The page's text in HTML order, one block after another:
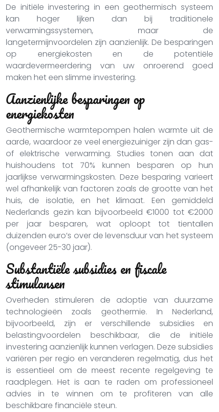
De initiële investering in een geothermisch systeem
kan hoger lijken dan bij traditionele
verwarmingssystemen, maar de
langetermijnvoordelen zijn aanzienlijk. De besparingen
op energiekosten en de potentiële
waardevermeerdering van uw onroerend goed
maken het een slimme investering.
Aanzienlijke besparingen op
energiekosten
Geothermische warmtepompen halen warmte uit de
aarde, waardoor ze veel energiezuiniger zijn dan gas-
of elektrische verwarming. Studies tonen aan dat
huishoudens tot 70% kunnen besparen op hun
jaarlijkse verwarmingskosten. Deze besparing varieert
wel afhankelijk van factoren zoals de grootte van het
huis, de isolatie, en het klimaat. Een gemiddeld
Nederlands gezin kan bijvoorbeeld €1000 tot €2000
per jaar besparen, wat oploopt tot tientallen
duizenden euro’s over de levensduur van het systeem
(ongeveer 25-30 jaar).
Substantiële subsidies en fiscale
stimulansen
Overheden stimuleren de adoptie van duurzame
technologieën zoals geothermie. In Nederland,
bijvoorbeeld, zijn er verschillende subsidies en
belastingvoordelen beschikbaar, die de initiële
investering aanzienlijk kunnen verlagen. Deze subsidies
variëren per regio en veranderen regelmatig, dus het
is essentieel om de meest recente regelgeving te
raadplegen. Het is aan te raden om professioneel
advies in te winnen om te profiteren van alle
beschikbare financiële steun.